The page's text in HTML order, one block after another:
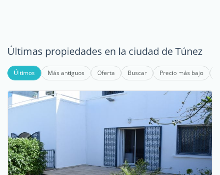
Últimas propiedades en la ciudad de Túnez
Últimos Más antiguos Oferta Buscar Precio más bajo